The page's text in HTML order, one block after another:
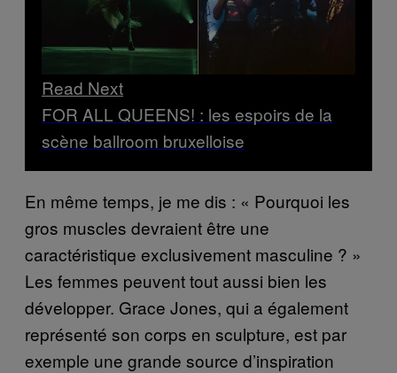
Read Next
FOR ALL QUEENS! : les espoirs de la
scène ballroom bruxelloise
En même temps, je me dis : « Pourquoi les
gros muscles devraient être une
caractéristique exclusivement masculine ? »
Les femmes peuvent tout aussi bien les
développer. Grace Jones, qui a également
représenté son corps en sculpture, est par
exemple une grande source d’inspiration